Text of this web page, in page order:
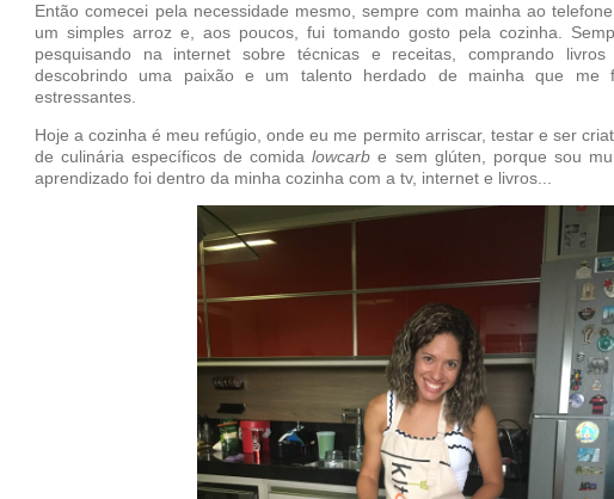
Então comecei pela necessidade mesmo, sempre com mainha ao
um simples arroz e, aos poucos, fui tomando gosto pela cozinha.
pesquisando na internet sobre técnicas e receitas, comprando
descobrindo uma paixão e um talento herdado de mainha que me
estressantes.
Hoje a cozinha é meu refúgio, onde eu me permito arriscar, testar e ser
de culinária específicos de comida lowcarbe sem glúten, porque sou
aprendizado foi dentro da minha cozinha com a tv, internet e livros...